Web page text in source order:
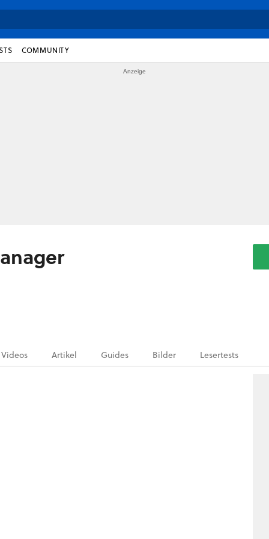
COMMUNITY
Videos Artikel Guides Bilder Lesertests